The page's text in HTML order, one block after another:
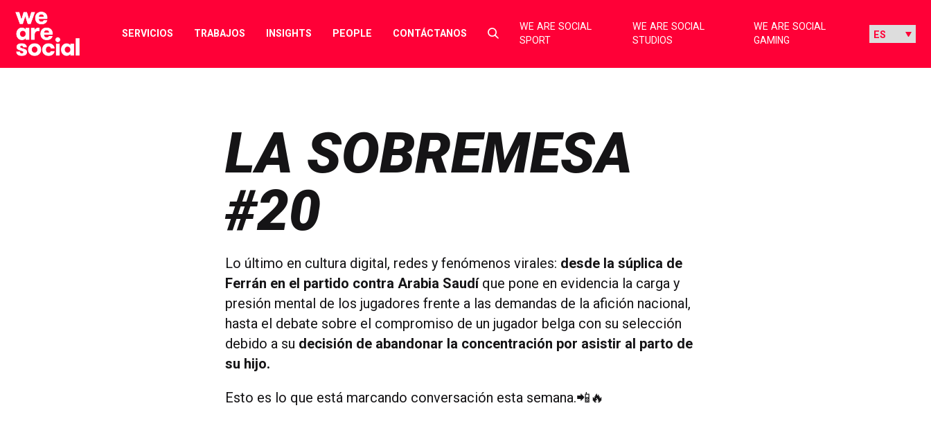
Skip
content
SERVICIOS TRABAJOS INSIGHTS PEOPLE CONTÁCTANOS
Select
toggle
WE ARE SOCIAL
SPORT
WE ARE SOCIAL
STUDIOS
WE ARE SOCIAL
GAMING
LA SOBREMESA
#20
Lo último en cultura digital, redes y fenómenos virales: desde la súplica de
Ferrán en el partido contra Arabia Saudí que pone en evidencia la carga y
presión mental de los jugadores frente a las demandas de la afición nacional,
hasta el debate sobre el compromiso de un jugador belga con su selección
debido a su decisión de abandonar la concentración por asistir al parto de
su hijo.
Esto es lo que está marcando conversación esta semana.📲🔥